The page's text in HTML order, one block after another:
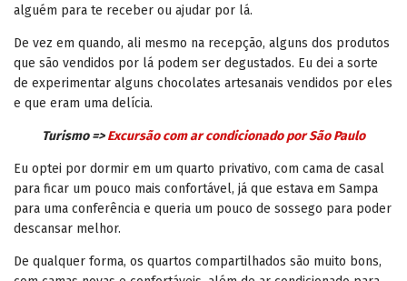
alguém para te receber ou ajudar por lá.
De vez em quando, ali mesmo na recepção, alguns dos produtos
que são vendidos por lá podem ser degustados. Eu dei a sorte
de experimentar alguns chocolates artesanais vendidos por eles
e que eram uma delícia.
Turismo =>Excursão com ar condicionado por São Paulo
Eu optei por dormir em um quarto privativo, com cama de casal
para ficar um pouco mais confortável, já que estava em Sampa
para uma conferência e queria um pouco de sossego para poder
descansar melhor.
De qualquer forma, os quartos compartilhados são muito bons,